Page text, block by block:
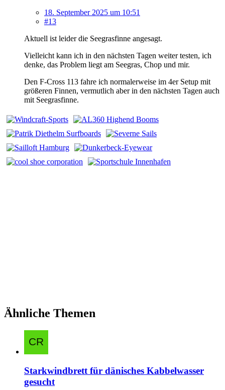
18. September 2025 um 10:51
#13
Aktuell ist leider die Seegrasfinne angesagt.
Vielleicht kann ich in den nächsten Tagen weiter testen, ich
denke, das Problem liegt am Seegras, Chop und mir.
Den F-Cross 113 fahre ich normalerweise im 4er Setup mit
größeren Finnen, vermutlich aber in den nächsten Tagen auch
mit Seegrasfinne.
Ähnliche Themen
Starkwindbrett für dänisches Kabbelwasser
gesucht